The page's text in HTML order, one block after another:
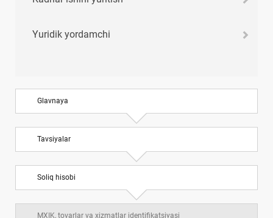
Yuridik yordamchi
Glavnaya
Tavsiyalar
Soliq hisobi
MXIK, tovarlar va хizmatlar identifikatsiyasi